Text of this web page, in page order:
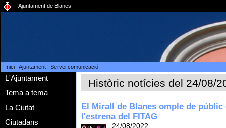
Ajuntament de Blanes
Inici: Ajuntament: Servei comunicació
L'Ajuntament
Tema a tema
La Ciutat
Ciutadans
Històric notícies del 24/08/
El Mirall de Blanes omple de públic
l'estrena del FITAG
24/08/2022